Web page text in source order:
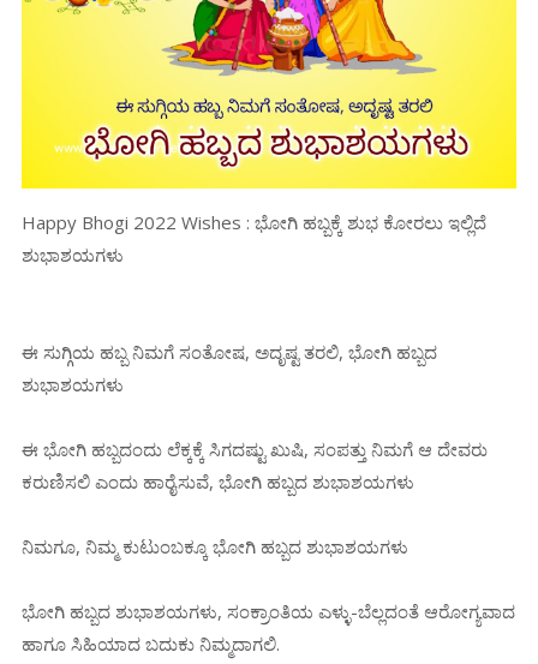
Happy Bhogi 2022 Wishes : ಭೋಗಿ ಹಬ್ಬಕ್ಕೆ ಶುಭ ಕೋರಲು ಇಲ್ಲಿದೆ
ಶುಭಾಶಯಗಳು
ಈ ಸುಗ್ಗಿಯ ಹಬ್ಬ ನಿಮಗೆ ಸಂತೋಷ, ಅದೃಷ್ಟ ತರಲಿ, ಭೋಗಿ ಹಬ್ಬದ
ಶುಭಾಶಯಗಳು
ಈ ಭೋಗಿ ಹಬ್ಬದಂದು ಲೆಕ್ಕಕ್ಕೆ ಸಿಗದಷ್ಟು ಖುಷಿ, ಸಂಪತ್ತು ನಿಮಗೆ ಆ ದೇವರು
ಕರುಣಿಸಲಿ ಎಂದು ಹಾರೈಸುವೆ, ಭೋಗಿ ಹಬ್ಬದ ಶುಭಾಶಯಗಳು
ನಿಮಗೂ, ನಿಮ್ಮ ಕುಟುಂಬಕ್ಕೂ ಭೋಗಿ ಹಬ್ಬದ ಶುಭಾಶಯಗಳು
ಭೋಗಿ ಹಬ್ಬದ ಶುಭಾಶಯಗಳು, ಸಂಕ್ರಾಂತಿಯ ಎಳ್ಳು-ಬೆಲ್ಲದಂತೆ ಆರೋಗ್ಯವಾದ
ಹಾಗೂ ಸಿಹಿಯಾದ ಬದುಕು ನಿಮ್ಮದಾಗಲಿ.